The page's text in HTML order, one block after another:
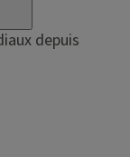
depuis